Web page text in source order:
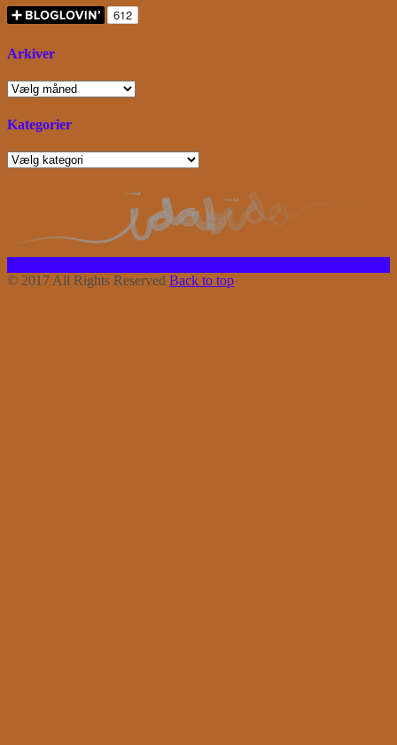
Arkiver
Arkiver
Kategorier
Kategorier
© 2017 All Rights Reserved Back to top